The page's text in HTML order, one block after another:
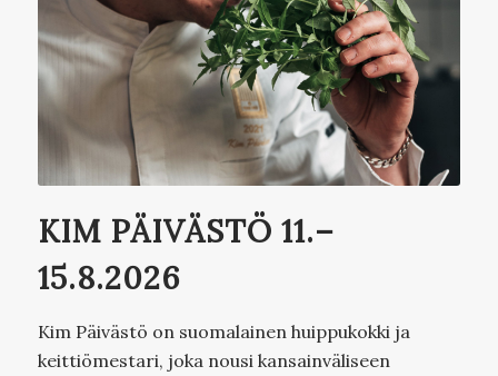
KIM PÄIVÄSTÖ 11.–
15.8.2026
Kim Päivästö on suomalainen huippukokki ja
keittiömestari, joka nousi kansainväliseen